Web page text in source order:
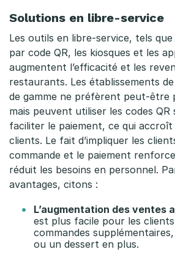
u
o
;
a
f
f
a
i
r
Solutions en libre-service
Les outils en libre-service, tels que
par code QR, les kiosques et les
augmentent l’efficacité et les
restaurants. Les établissements
de gamme ne préfèrent peut-être
mais peuvent utiliser les codes
faciliter le paiement, ce qui
clients. Le fait d’impliquer les
commande et le paiement
réduit les besoins en personnel.
avantages, citons :
L’augmentation des ventes
est plus facile pour les
commandes
ou un dessert en plus.